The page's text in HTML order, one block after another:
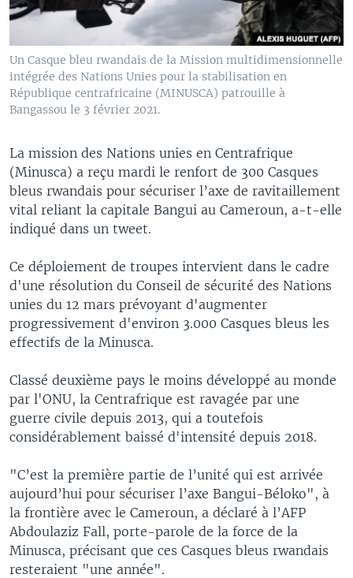
Un Casque bleu rwandais de la Mission multidimensionnelle
intégrée des Nations Unies pour la stabilisation en
République centrafricaine (MINUSCA) patrouille à
Bangassou le 3 février 2021.
La mission des Nations unies en Centrafrique
(Minusca) a reçu mardi le renfort de 300 Casques
bleus rwandais pour sécuriser l’axe de ravitaillement
vital reliant la capitale Bangui au Cameroun, a-t-elle
indiqué dans un tweet.
Ce déploiement de troupes intervient dans le cadre
d'une résolution du Conseil de sécurité des Nations
unies du 12 mars prévoyant d'augmenter
progressivement d'environ 3.000 Casques bleus les
effectifs de la Minusca.
Classé deuxième pays le moins développé au monde
par l'ONU, la Centrafrique est ravagée par une
guerre civile depuis 2013, qui a toutefois
considérablement baissé d'intensité depuis 2018.
"C’est la première partie de l’unité qui est arrivée
aujourd’hui pour sécuriser l’axe Bangui-Béloko", à
la frontière avec le Cameroun, a déclaré à l’AFP
Abdoulaziz Fall, porte-parole de la force de la
Minusca, précisant que ces Casques bleus rwandais
resteraient "une année".